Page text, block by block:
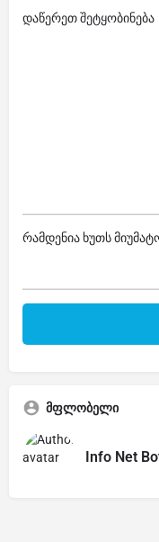
დაწერეთ შეტყობინება
რამდენია ხუთს
მფლობელი
Info Net